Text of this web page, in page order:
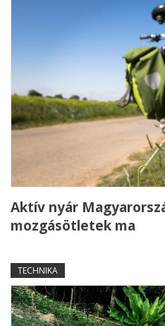
Aktív nyár
mozgásötletek ma
TECHNIKA